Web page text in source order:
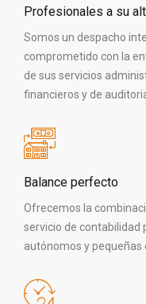
Profesionales a su
Somos un despacho
comprometido con la
de sus servicios
financieros y de
Balance perfecto
Ofrecemos la
servicio de contabilidad
autónomos y pequeñas